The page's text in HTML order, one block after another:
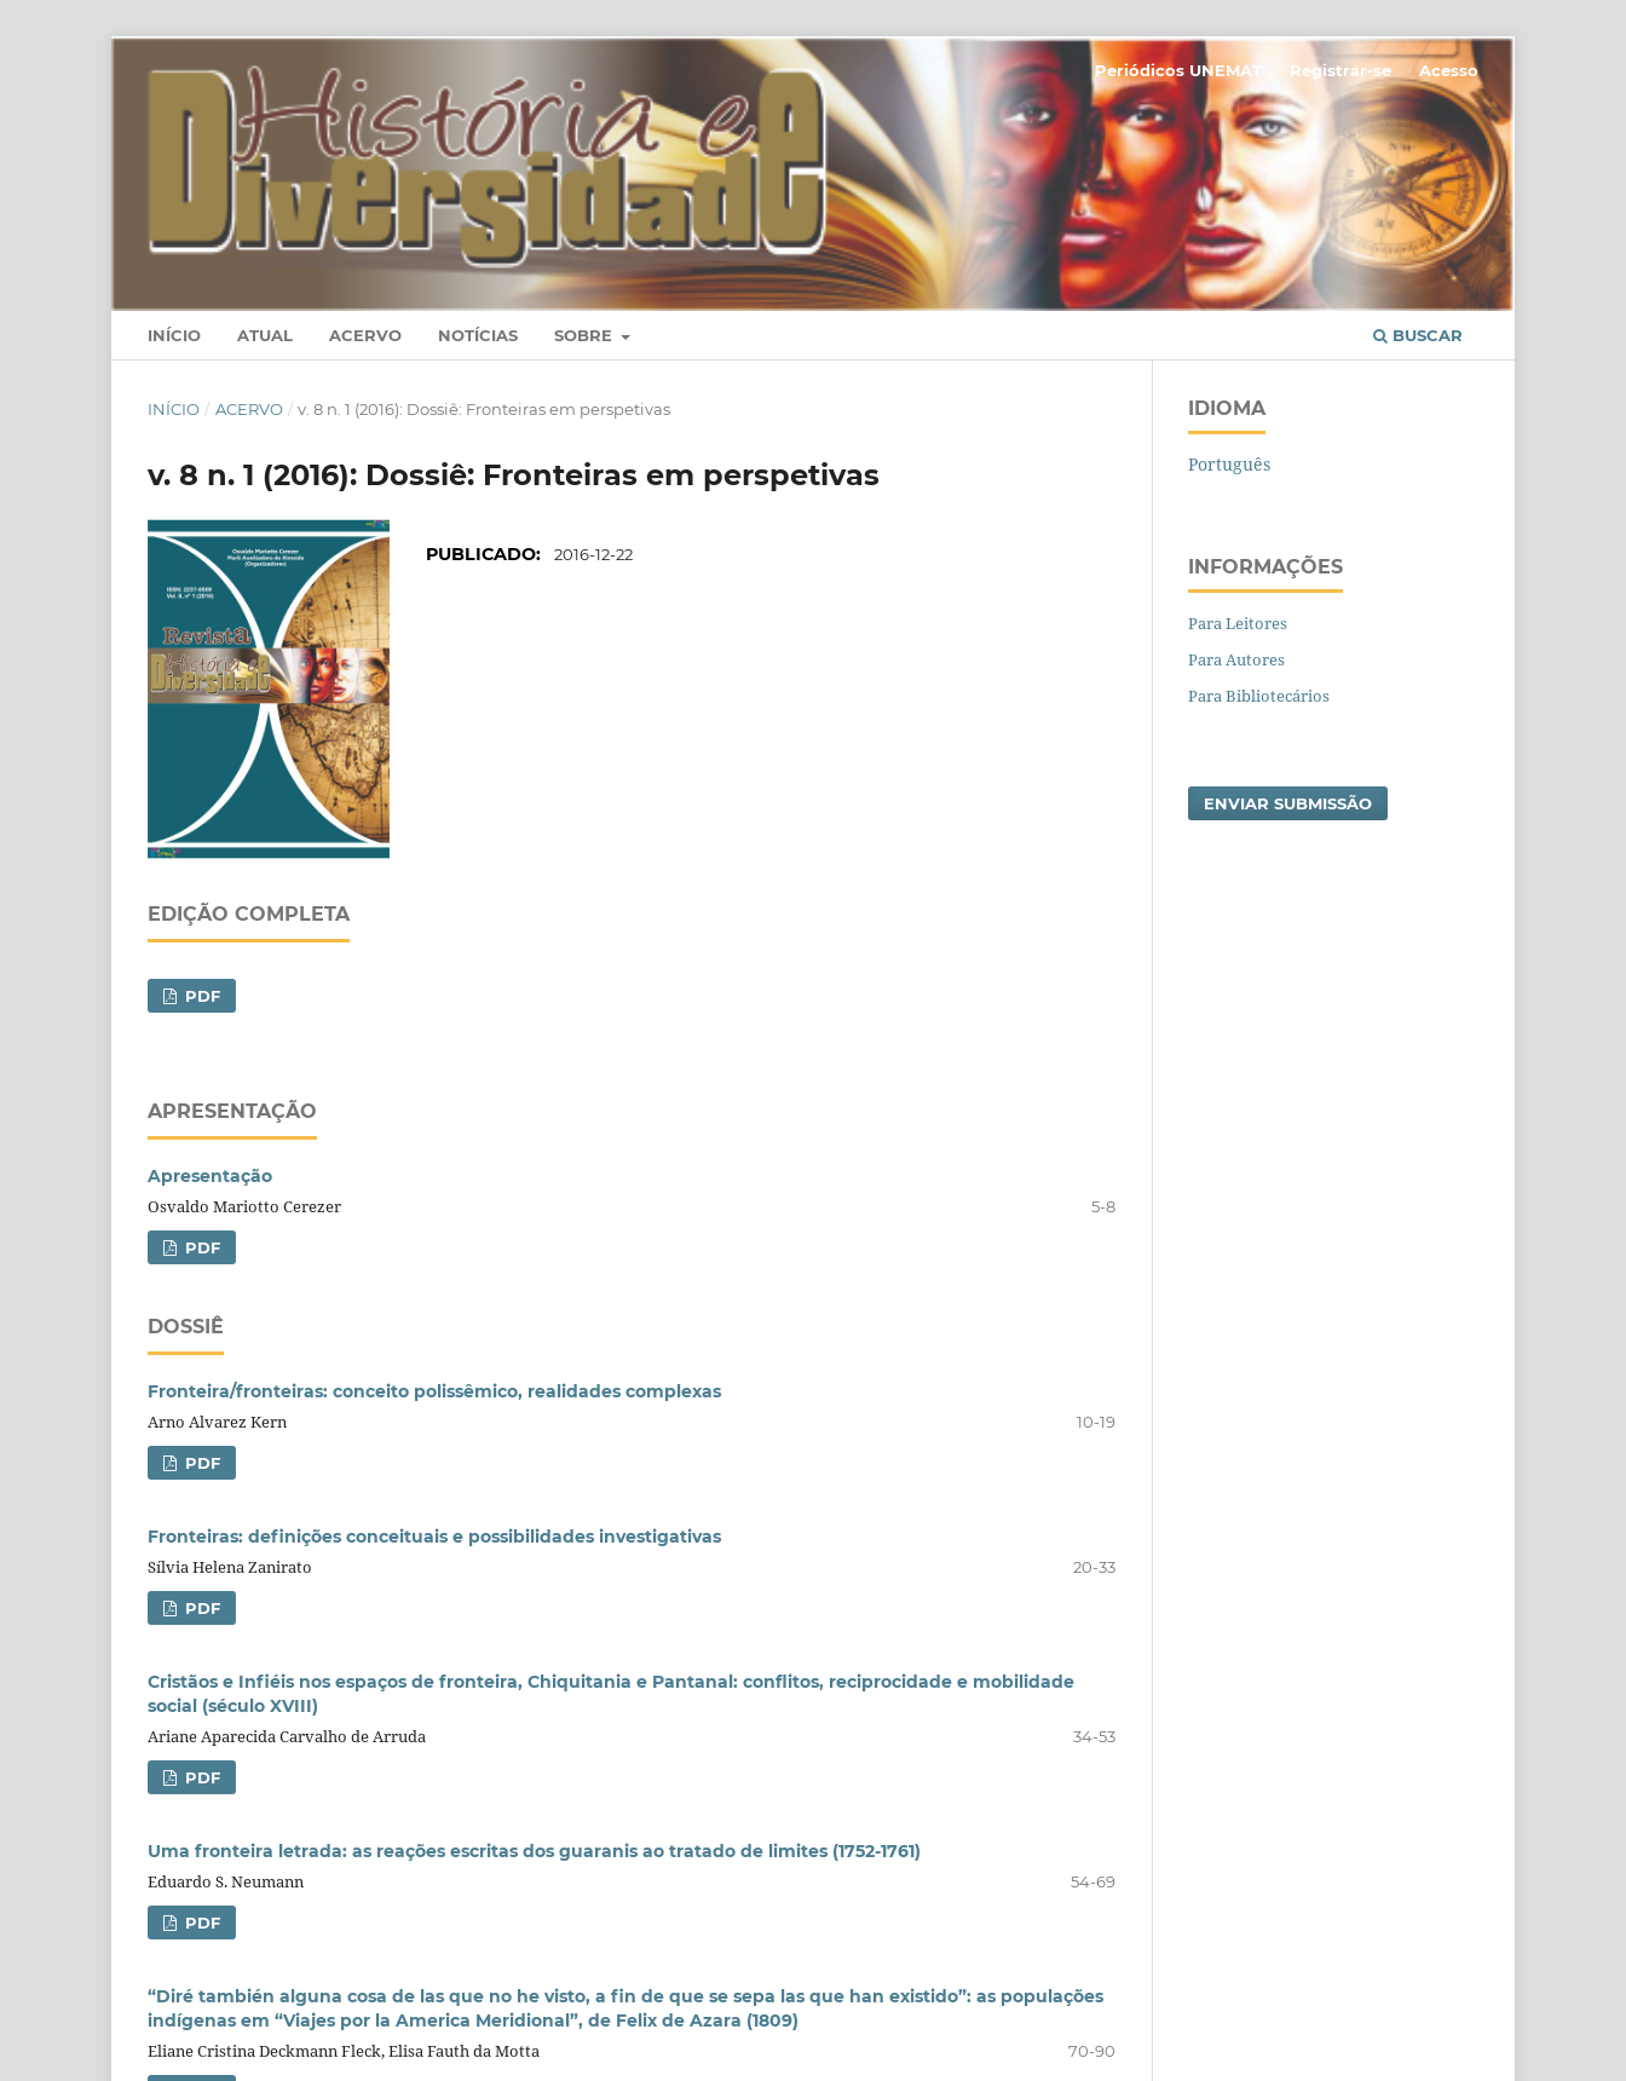
INÍCIO ATUAL ACERVO NOTÍCIAS SOBRE BUSCAR
Periódicos UNEMAT Registrar-se Acesso
INÍCIO / ACERVO / v. 8 n. 1 (2016): Dossiê: Fronteiras em perspetivas
v. 8 n. 1 (2016): Dossiê: Fronteiras em perspetivas
PUBLICADO: 2016-12-22
EDIÇÃO COMPLETA
PDF
APRESENTAÇÃO
Apresentação
Osvaldo Mariotto Cerezer
5-8
PDF
DOSSIÊ
Fronteira/fronteiras: conceito polissêmico, realidades complexas
Arno Alvarez Kern
10-19
PDF
Fronteiras: definições conceituais e possibilidades investigativas
Sílvia Helena Zanirato
20-33
PDF
Cristãos e Infiéis nos espaços de fronteira, Chiquitania e Pantanal: conflitos, reciprocidade e mobilidade
social (século XVIII)
Ariane Aparecida Carvalho de Arruda
34-53
PDF
Uma fronteira letrada: as reações escritas dos guaranis ao tratado de limites (1752-1761)
Eduardo S. Neumann
54-69
PDF
“Diré también alguna cosa de las que no he visto, a fin de que se sepa las que han existido”: as populações
indígenas em “Viajes por la America Meridional”, de Felix de Azara (1809)
Eliane Cristina Deckmann Fleck, Elisa Fauth da Motta
70-90
IDIOMA
Português
INFORMAÇÕES
Para Leitores
Para Autores
Para Bibliotecários
ENVIAR SUBMISSÃO